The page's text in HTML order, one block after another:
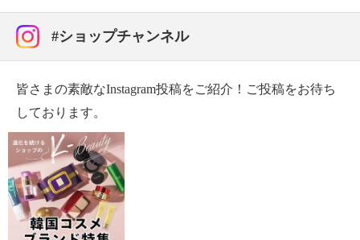
#ショップチャンネル
皆さまの素敵なInstagram投稿をご紹介！ご投稿をお待ち
しております。